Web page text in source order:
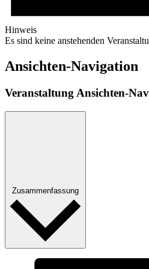
Hinweis
Es sind keine anstehenden
Ansichten-Navigation
Veranstaltung Ansichten-
Zusammenfassung